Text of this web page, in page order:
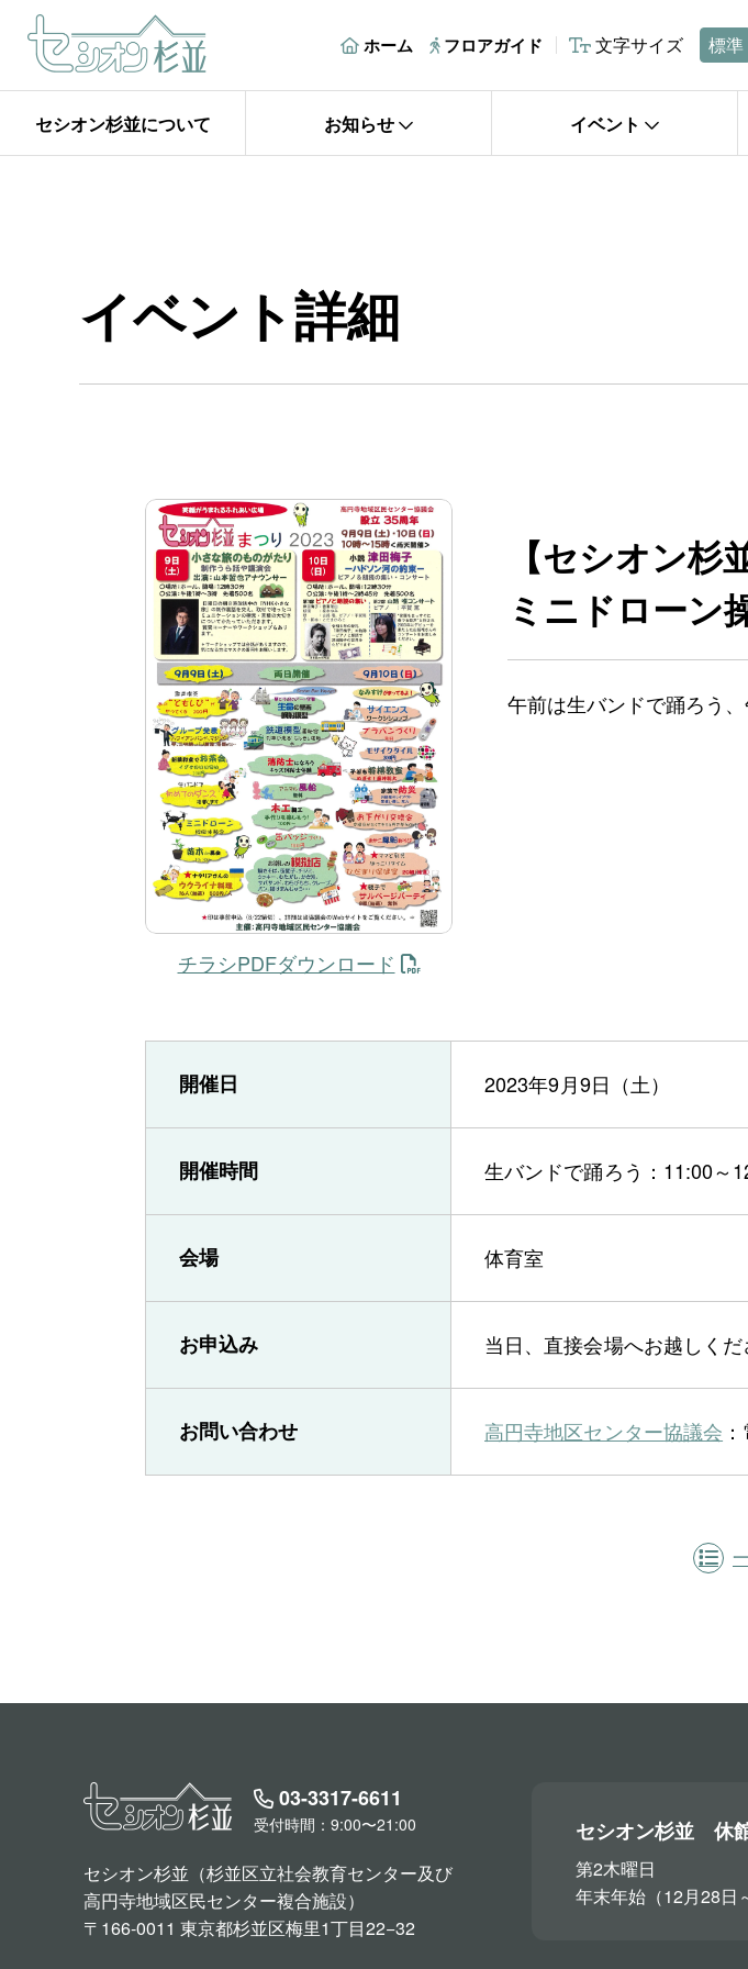
ホーム フロアガイド 文字サイズ 標準
セシオン杉並について お知らせ イベント
イベント詳細
【セシオン
ミニドローン
午前は生バンドで踊ろう
チラシPDFダウンロード
開催日 2023年9月9日（土）
開催時間 生バンドで踊ろう：11:00
会場 体育室
お申込み 当日、直接会場へお越しくだ
お問い合わせ 高円寺地区センター協議会
03-3317-6611
受付時間：9:00〜21:00
セシオン杉並（杉並区立社会教育センター及び
高円寺地域区民センター複合施設）
〒166-0011 東京都杉並区梅里1丁目22−32
セシオン杉並 休
第2木曜日
年末年始（12月28日